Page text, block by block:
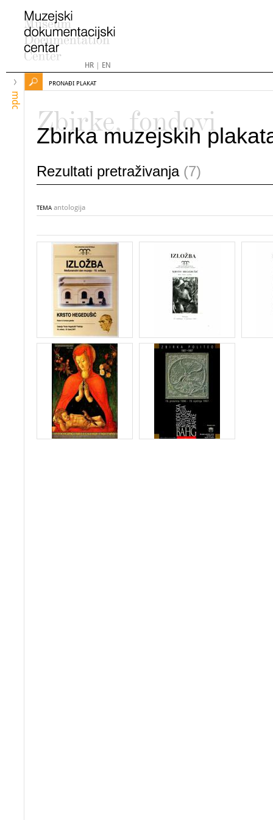
HR| EN
mdc
PRONAĐI PLAKAT
Zbirke, fondovi
Zbirka muzejskih
Rezultati pretraživanja (7)
TEMA antologija